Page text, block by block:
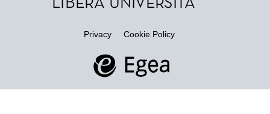
Privacy Cookie Policy